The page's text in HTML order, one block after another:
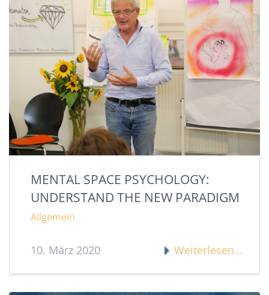
MENTAL SPACE PSYCHOLOGY:
UNDERSTAND THE NEW PARADIGM
Allgemein
10. März 2020 Weiterlesen…